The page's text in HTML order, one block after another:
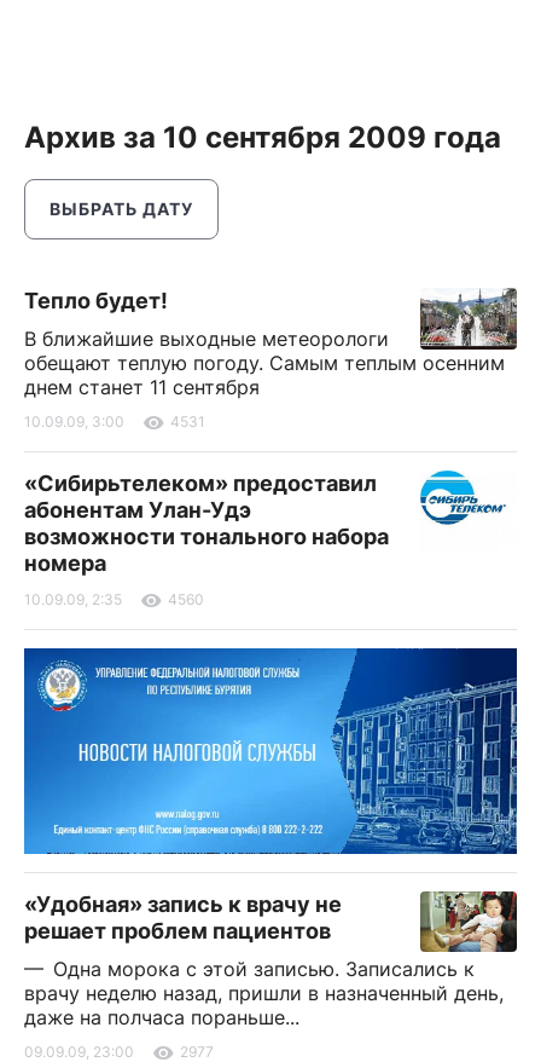
Архив за 10 сентября 2009 года
ВЫБРАТЬ ДАТУ
Тепло будет!
В ближайшие выходные метеорологи
обещают теплую погоду. Самым теплым осенним
днем станет 11 сентября
10.09.09, 3:00 4531
«Сибирьтелеком» предоставил
абонентам Улан-Удэ
возможности тонального набора
номера
10.09.09, 2:35 4560
«Удобная» запись к врачу не
решает проблем пациентов
— Одна морока с этой записью. Записались к
врачу неделю назад, пришли в назначенный день,
даже на полчаса пораньше...
09.09.09, 23:00 2977